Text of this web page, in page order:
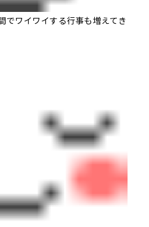
でワイワイする行事も増えてき